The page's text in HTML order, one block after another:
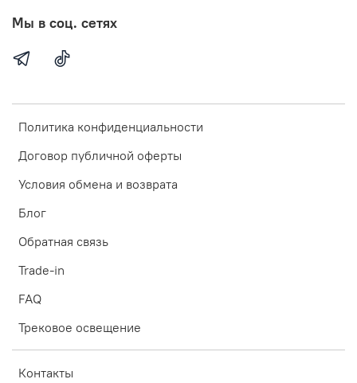
Политика конфиденциальности
Договор публичной оферты
Условия обмена и возврата
Блог
Обратная связь
Trade-in
FAQ
Трековое освещение
Контакты
Мы в соц. сетях